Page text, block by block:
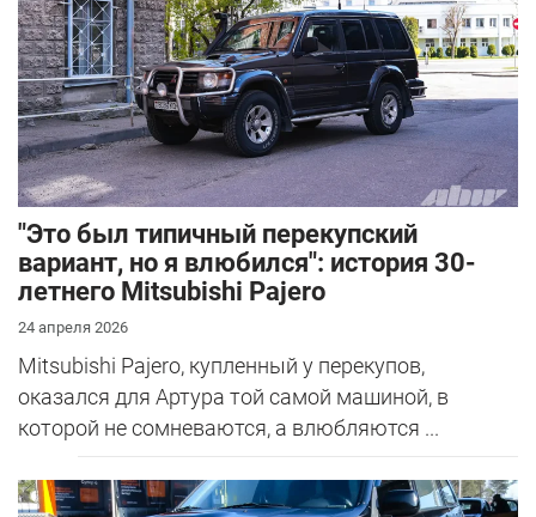
"Это был типичный перекупский
вариант, но я влюбился": история 30-
летнего Mitsubishi Pajero
24 апреля 2026
Mitsubishi Pajero, купленный у перекупов,
оказался для Артура той самой машиной, в
которой не сомневаются, а влюбляются ...